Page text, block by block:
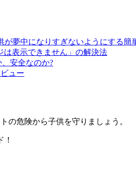
夢中になりすぎないようにする簡
は表示できません」の解決法
安全なのか?
ュー
の危険から子供を守りましょう。